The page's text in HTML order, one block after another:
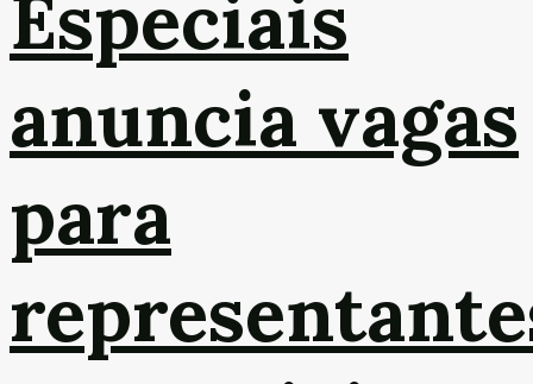
Especiais
anuncia vagas
para